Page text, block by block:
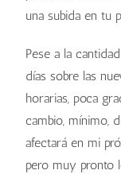
una subida en tu
Pese a la
días sobre las
horarias, poca
cambio, mínimo,
afectará en mi
pero muy pronto